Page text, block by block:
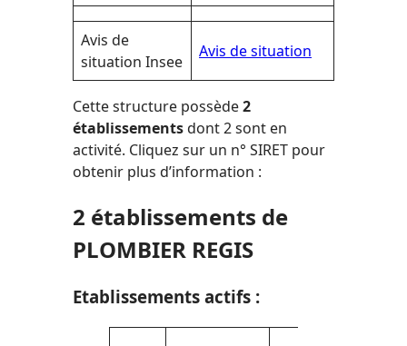
Avis de
situation Insee
Avis de situation
Cette structure possède2
établissementsdont 2 sont en
activité. Cliquez sur un n° SIRET pour
obtenir plus d’information :
2 établissements de
PLOMBIER REGIS
Etablissements actifs :